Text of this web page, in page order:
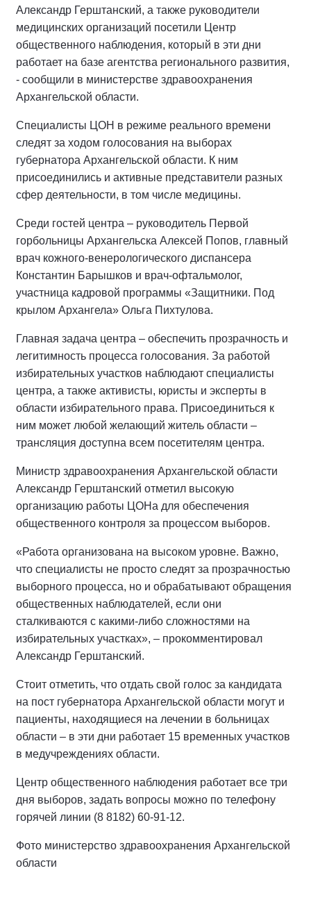
Александр Герштанский, а также руководители
медицинских организаций посетили Центр
общественного наблюдения, который в эти дни
работает на базе агентства регионального развития,
- сообщили в министерстве здравоохранения
Архангельской области.
Специалисты ЦОН в режиме реального времени
следят за ходом голосования на выборах
губернатора Архангельской области. К ним
присоединились и активные представители разных
сфер деятельности, в том числе медицины.
Среди гостей центра – руководитель Первой
горбольницы Архангельска Алексей Попов, главный
врач кожного-венерологического диспансера
Константин Барышков и врач-офтальмолог,
участница кадровой программы «Защитники. Под
крылом Архангела» Ольга Пихтулова.
Главная задача центра – обеспечить прозрачность и
легитимность процесса голосования. За работой
избирательных участков наблюдают специалисты
центра, а также активисты, юристы и эксперты в
области избирательного права. Присоединиться к
ним может любой желающий житель области –
трансляция доступна всем посетителям центра.
Министр здравоохранения Архангельской области
Александр Герштанский отметил высокую
организацию работы ЦОНа для обеспечения
общественного контроля за процессом выборов.
«Работа организована на высоком уровне. Важно,
что специалисты не просто следят за прозрачностью
выборного процесса, но и обрабатывают обращения
общественных наблюдателей, если они
сталкиваются с какими-либо сложностями на
избирательных участках», – прокомментировал
Александр Герштанский.
Стоит отметить, что отдать свой голос за кандидата
на пост губернатора Архангельской области могут и
пациенты, находящиеся на лечении в больницах
области – в эти дни работает 15 временных участков
в медучреждениях области.
Центр общественного наблюдения работает все три
дня выборов, задать вопросы можно по телефону
горячей линии (8 8182) 60-91-12.
Фото министерство здравоохранения Архангельской
области